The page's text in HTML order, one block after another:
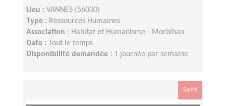
Lieu : VANNES (56000)
Type : Ressources Humaines
Association : Habitat et Humanisme - Morbihan
Date :
Tout le temps
Disponibilité demandée : 1 journée par semaine
Santé